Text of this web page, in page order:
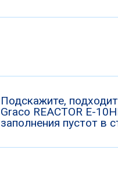
Подскажите,
Graco REACTOR E-
заполнения пустот в